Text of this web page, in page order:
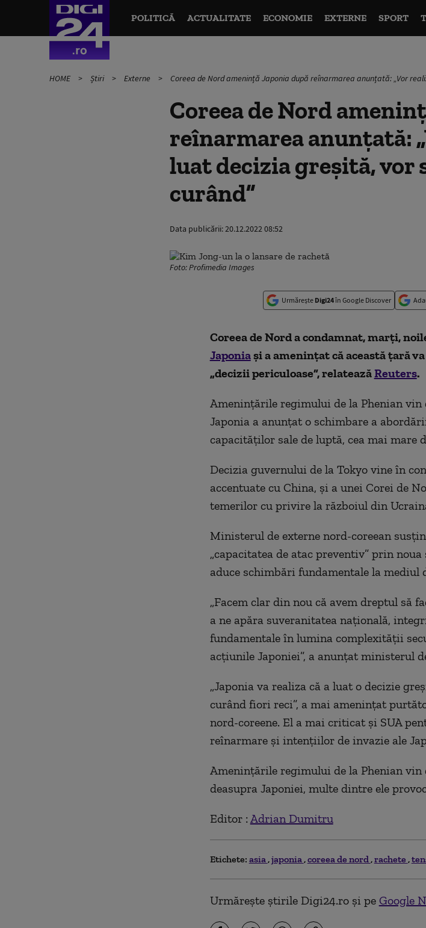
POLITICĂ ACTUALITATE ECONOMIE EXTERNE SPORT
HOME Știri Externe Coreea de Nord amenință Japonia după reînarmarea anunțată: „Vor
Coreea de Nord
reînarmarea anunțată:
luat decizia greșită,
curând”
Data publicării:20.12.2022 08:52
Foto: Profimedia Images
Urmărește Digi24în Google Discover
Coreea de Nord a condamnat, marți,
Japoniași a amenințat că această țară
„decizii periculoase”, relateazăReuters.
Amenințările regimului de la Phenian vin
Japonia a anunțat o schimbare a
capacităților sale de luptă, cea mai mare
Decizia guvernului de la Tokyo vine în
accentuate cu China, și a unei Corei de
temerilor cu privire la războiul din
Ministerul de externe nord-coreean
„capacitatea de atac preventiv” prin
aduce schimbări fundamentale la mediul
„Facem clar din nou că avem dreptul să
a ne apăra suveranitatea națională,
fundamentale în lumina complexității
acțiunile Japoniei”, a anunțat ministerul
„Japonia va realiza că a luat o decizie
curând fiori reci”, a mai amenințat
nord-coreene. El a mai criticat și SUA
reînarmare și intențiilor de invazie ale
Amenințările regimului de la Phenian vin
deasupra Japoniei, multe dintre ele
Editor : Adrian Dumitru
Etichete: asia japonia coreea de nord rachete
Urmărește știrile Digi24.ro și pe Google